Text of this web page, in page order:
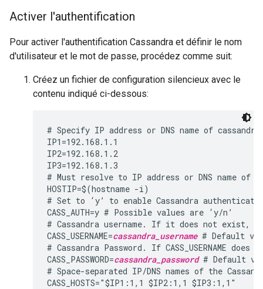
Activer l'authentification
Pour activer l'authentification Cassandra et définir le nom
d'utilisateur et le mot de passe, procédez comme suit:
Créez un fichier de configuration silencieux avec le
contenu indiqué ci-dessous:
# Specify IP address or DNS name of cassandra
IP1=192.168.1.1
IP2=192.168.1.2
IP3=192.168.1.3
# Must resolve to IP address or DNS name of
HOSTIP=$(hostname -i)
# Set to ‘y’ to enable Cassandra
CASS_AUTH=y # Possible values are ‘y/n’
# Cassandra username. If it does not exist,
CASS_USERNAME=cassandra_username # Default
# Cassandra Password. If CASS_USERNAME
CASS_PASSWORD=cassandra_password # Default
# Space-separated IP/DNS names of the
CASS_HOSTS="$IP1:1,1 $IP2:1,1 $IP3:1,1"